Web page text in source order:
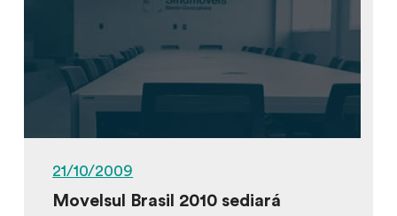
21/10/2009
Movelsul Brasil 2010 sediará